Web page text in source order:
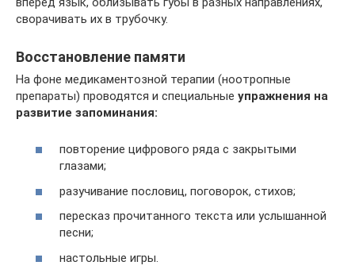
сворачивать их в трубочку.
Восстановление памяти
На фоне медикаментозной терапии (ноотропные
препараты) проводятся и специальные упражнения на
развитие запоминания:
повторение цифрового ряда с закрытыми
глазами;
разучивание пословиц, поговорок, стихов;
пересказ прочитанного текста или услышанной
песни;
настольные игры.